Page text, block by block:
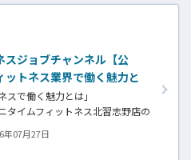
スジョブチャンネル【公
ットネス業界で働く魅力と
人材～
スで働く魅力とは」
タイムフィットネス北習志野店の
にフィットネスクラブの魅力に
年07月27日